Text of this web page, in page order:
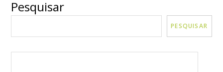
VER MAIS
Pesquisar
PESQUISAR